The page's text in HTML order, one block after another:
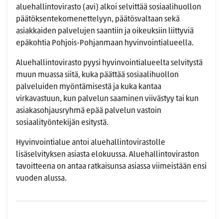
aluehallintovirasto (avi) alkoi selvittää sosiaalihuollon
päätöksentekomenettelyyn, päätösvaltaan sekä
asiakkaiden palvelujen saantiin ja oikeuksiin liittyviä
epäkohtia Pohjois-Pohjanmaan hyvinvointialueella.
Aluehallintovirasto pyysi hyvinvointialueelta selvitystä
muun muassa siitä, kuka päättää sosiaalihuollon
palveluiden myöntämisestä ja kuka kantaa
virkavastuun, kun palvelun saaminen viivästyy tai kun
asiakasohjausryhmä epää palvelun vastoin
sosiaalityöntekijän esitystä.
Hyvinvointialue antoi aluehallintovirastolle
lisäselvityksen asiasta elokuussa. Aluehallintoviraston
tavoitteena on antaa ratkaisunsa asiassa viimeistään ensi
vuoden alussa.